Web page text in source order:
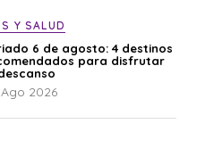
Y SALUD
6 de agosto: 4 destinos
para disfrutar
2026